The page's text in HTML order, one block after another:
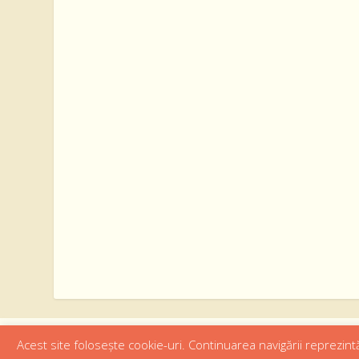
Acest site folosește cookie-uri. Continuarea navigării